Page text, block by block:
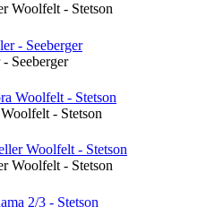
Woolfelt - Stetson
Seeberger
- Stetson
Woolfelt - Stetson